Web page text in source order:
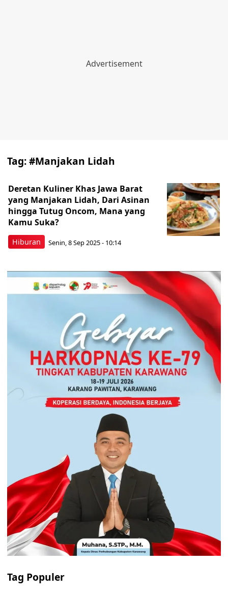
Tag:#Manjakan Lidah
Hiburan
Deretan Kuliner Khas Jawa Barat
yang Manjakan Lidah, Dari Asinan
hingga Tutug Oncom, Mana yang
Kamu Suka?
Senin, 8 Sep 2025 - 10:14
Tag Populer